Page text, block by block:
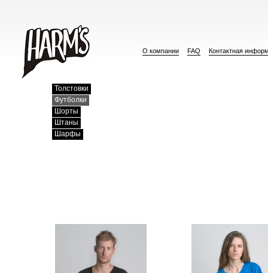
О компании FAQ Контактная
Толстовки
Футболки
Шорты
Штаны
Шарфы